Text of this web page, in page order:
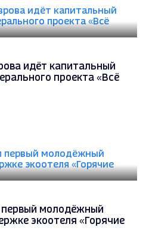
идёт капитальный
проекта «Всё
первый молодёжный
экоотеля «Горячие